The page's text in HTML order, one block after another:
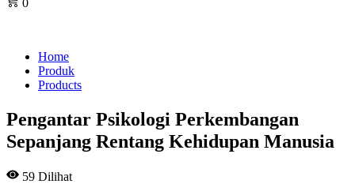
0
Home
Produk
Products
Pengantar Psikologi Perkembangan
Sepanjang Rentang Kehidupan Manusia
59 Dilihat